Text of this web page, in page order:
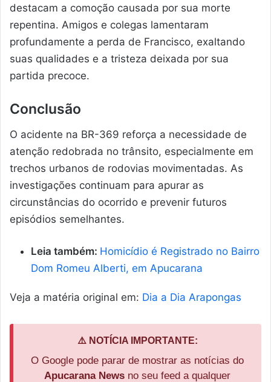
destacam a comoção causada por sua morte
repentina. Amigos e colegas lamentaram
profundamente a perda de Francisco, exaltando
suas qualidades e a tristeza deixada por sua
partida precoce.
Conclusão
O acidente na BR-369 reforça a necessidade de
atenção redobrada no trânsito, especialmente em
trechos urbanos de rodovias movimentadas. As
investigações continuam para apurar as
circunstâncias do ocorrido e prevenir futuros
episódios semelhantes.
Leia também: Homicídio é Registrado no Bairro
Dom Romeu Alberti, em Apucarana
Veja a matéria original em: Dia a Dia Arapongas
⚠️ NOTÍCIA IMPORTANTE:
O Google pode parar de mostrar as notícias do
Apucarana News no seu feed a qualquer